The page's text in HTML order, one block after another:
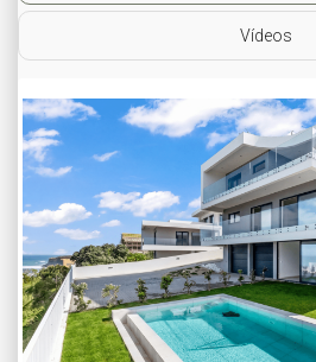
Vídeos